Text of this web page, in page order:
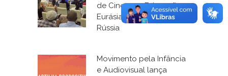
de Cinema e Educação, o
Eurásia Kinofest, na
Rússia
Movimento pela Infância
e Audiovisual lança